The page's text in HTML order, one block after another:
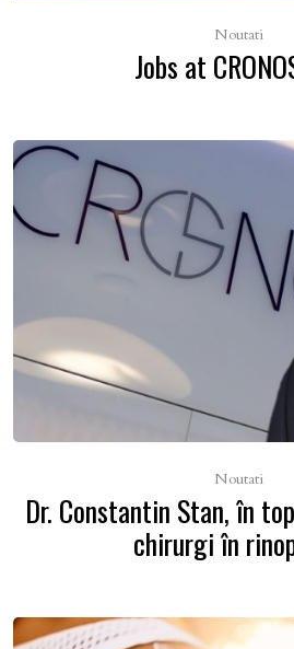
Noutati
Jobs at
Noutati
Dr. Constantin Stan, în
chirurgi în